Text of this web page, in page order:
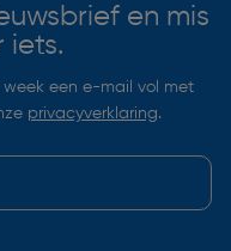
en mis
iets.
een e-mail vol met
privacyverklaring.